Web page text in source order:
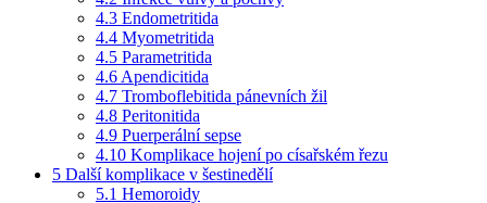
4.3 Endometritida
4.4 Myometritida
4.5 Parametritida
4.6 Apendicitida
4.7 Tromboflebitida pánevních žil
4.8 Peritonitida
4.9 Puerperální sepse
4.10 Komplikace hojení po císařském řezu
5 Další komplikace v šestinedělí
5.1 Hemoroidy